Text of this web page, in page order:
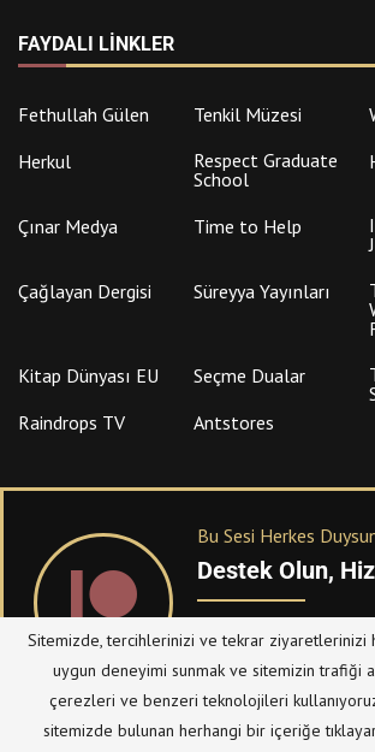
FAYDALI LINKLER
Fethullah Gülen Tenkil Müzesi
Herkul
Respect Graduate
School
Çınar Medya Time to Help
Çağlayan Dergisi
Süreyya Yayınları
Kitap Dünyası EU
Seçme Dualar
Raindrops TV
Antstores
Bu Sesi Herkes
Destek Olun,
PATREONüzerinden
bulanabilirsiniz.
Sitemizde, tercihlerinizi ve tekrar ziyaretlerinizi
uygun deneyimi sunmak ve sitemizin trafiği
çerezleri ve benzeri teknolojileri
sitemizde bulunan herhangi bir içeriğe